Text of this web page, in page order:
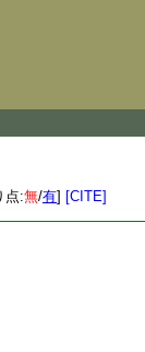
:無/有] [CITE]